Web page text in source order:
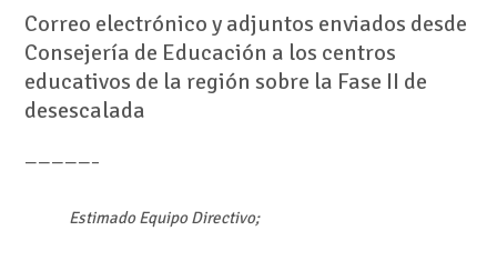
Correo electrónico y adjuntos enviados desde
Consejería de Educación a los centros
educativos de la región sobre la Fase II de
desescalada
—————–
Estimado Equipo Directivo;